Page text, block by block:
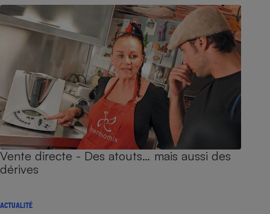
Vente directe - Des atouts… mais aussi des
dérives
ACTUALITÉ